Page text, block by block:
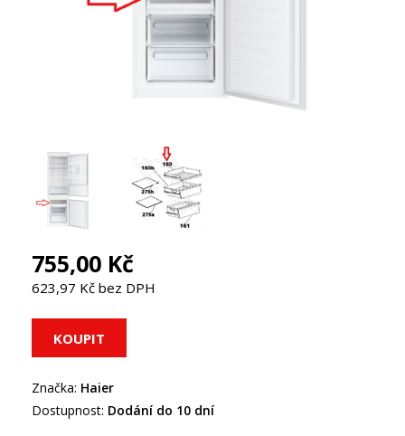
755,00 Kč
623,97 Kč bez DPH
Značka: Haier
Dostupnost: Dodání do 10 dní